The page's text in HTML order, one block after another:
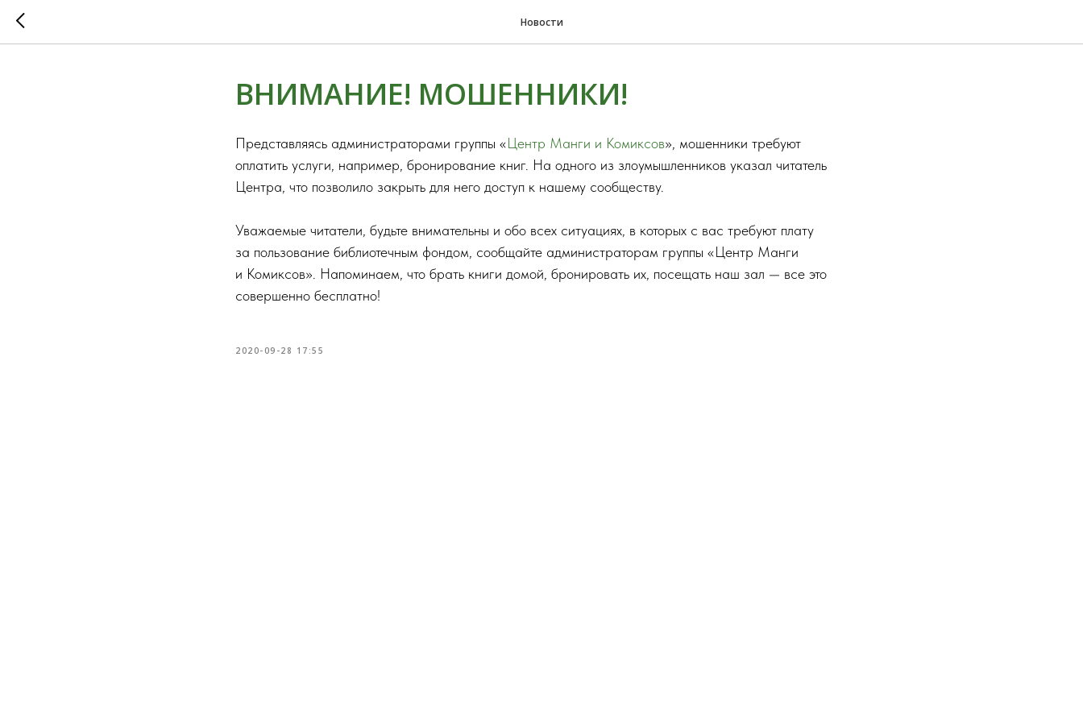
Новости
ВНИМАНИЕ! МОШЕННИКИ!
Представляясь администраторами группы «Центр Манги и Комиксов», мошенники требуют
оплатить услуги, например, бронирование книг. На одного из злоумышленников указал читатель
Центра, что позволило закрыть для него доступ к нашему сообществу.
Уважаемые читатели, будьте внимательны и обо всех ситуациях, в которых с вас требуют плату
за пользование библиотечным фондом, сообщайте администраторам группы «Центр Манги
и Комиксов». Напоминаем, что брать книги домой, бронировать их, посещать наш зал — все это
совершенно бесплатно!
2020-09-28 17:55